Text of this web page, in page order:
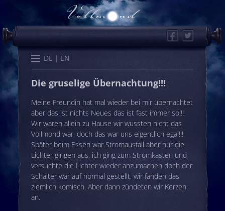
FacebookTwitter
DE EN
Start Kalender Karten
Die gruselige Übernachtung!!!
Meine Freundin hat mal wieder bei mir übernachtet
aber das ist nichts Neues das ist fast immer so!!!
Wir waren allein zu Hause wir wussten nicht das
Vollmond war, doch das war uns eigentlich egal!!!
Später beim Essen war Stromausfall aber nur die
Lichter gingen aus, ich ging zum Stromkasten und
versuchte die Lichter wieder anzumachen doch der
Schalter war auf normal gestellt, wir fanden das
ziemlich komisch. Aber dann zündeten wir Kerzen
an.